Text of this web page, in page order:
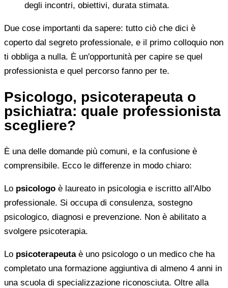
degli incontri, obiettivi, durata stimata.
Due cose importanti da sapere: tutto ciò che dici è
coperto dal segreto professionale, e il primo colloquio non
ti obbliga a nulla. È un'opportunità per capire se quel
professionista e quel percorso fanno per te.
Psicologo, psicoterapeuta o
psichiatra: quale professionista
scegliere?
È una delle domande più comuni, e la confusione è
comprensibile. Ecco le differenze in modo chiaro:
Lo psicologo è laureato in psicologia e iscritto all'Albo
professionale. Si occupa di consulenza, sostegno
psicologico, diagnosi e prevenzione. Non è abilitato a
svolgere psicoterapia.
Lo psicoterapeutaè uno psicologo o un medico che ha
completato una formazione aggiuntiva di almeno 4 anni in
una scuola di specializzazione riconosciuta. Oltre alla